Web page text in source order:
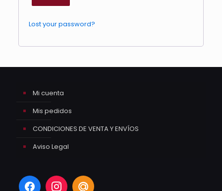
Lost your password?
Mi cuenta
Mis pedidos
CONDICIONES DE VENTA Y ENVÍOS
Aviso Legal